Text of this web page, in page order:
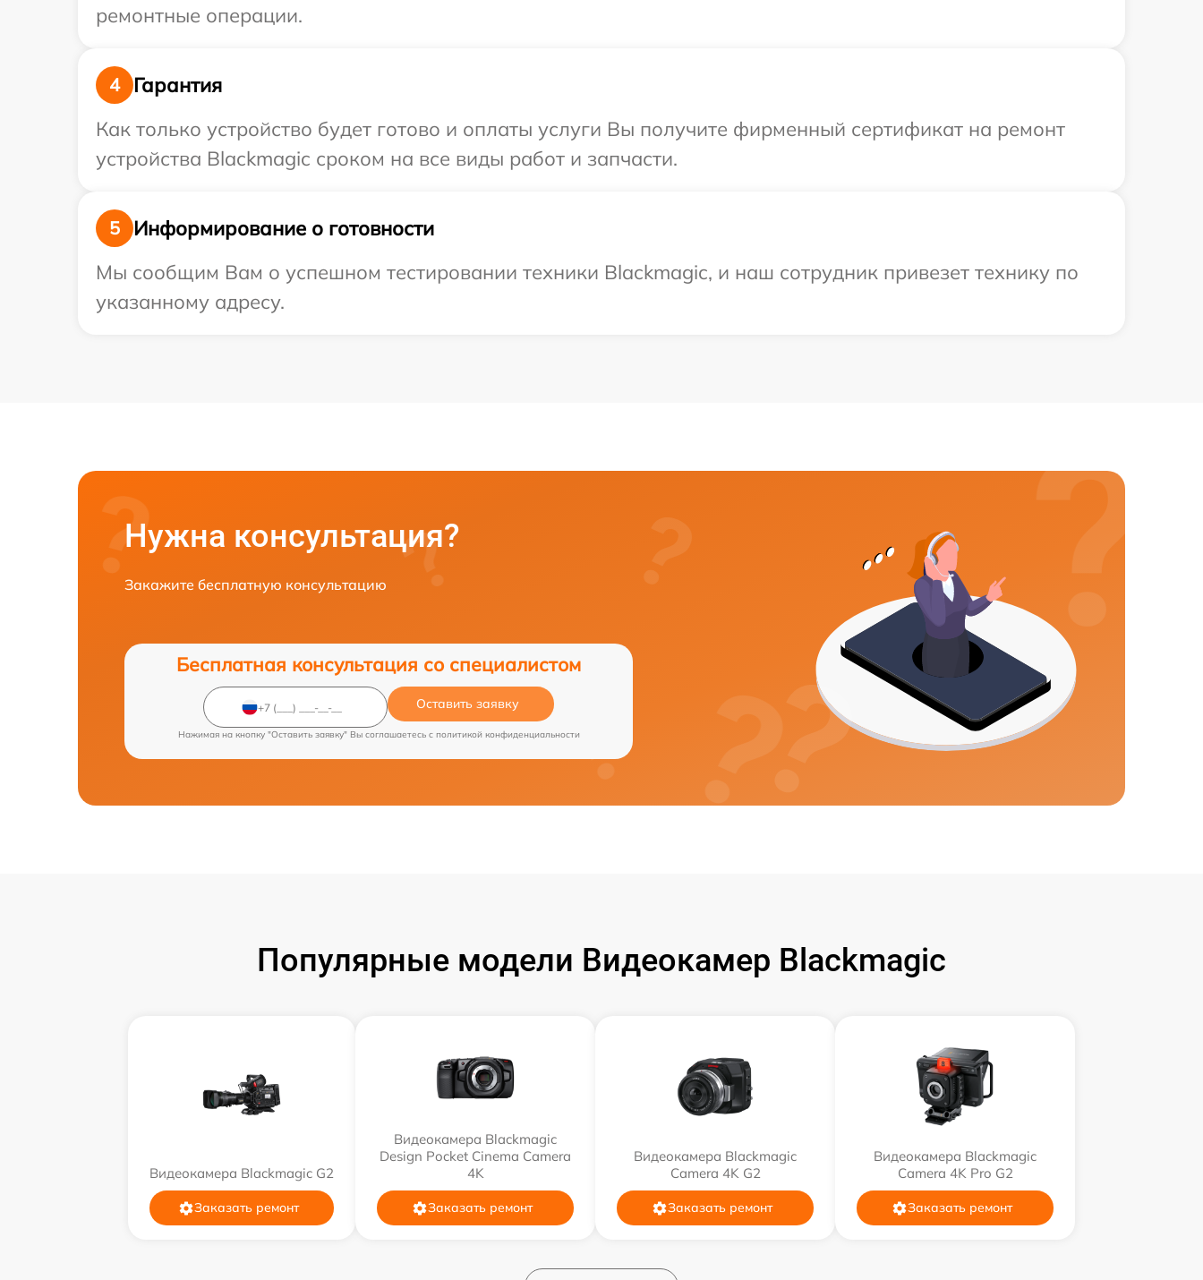
ремонтные операции.
4
Гарантия
Как только устройство будет готово и оплаты услуги Вы получите фирменный сертификат на ремонт
устройства Blackmagic сроком на все виды работ и запчасти.
5
Информирование о готовности
Мы сообщим Вам о успешном тестировании техники Blackmagic, и наш сотрудник привезет технику по
указанному адресу.
Нужна консультация?
Закажите бесплатную консультацию
Бесплатная консультация со специалистом
Оставить заявку
Нажимая на кнопку "Оставить заявку" Вы соглашаетесь c политикой конфиденциальности
Популярные модели Видеокамер Blackmagic
Видеокамера Blackmagic G2
Заказать ремонт
Видеокамера Blackmagic
Design Pocket Cinema Camera
4K
Заказать ремонт
Видеокамера Blackmagic
Camera 4K G2
Заказать ремонт
Видеокамера Blackmagic
Camera 4K Pro G2
Заказать ремонт